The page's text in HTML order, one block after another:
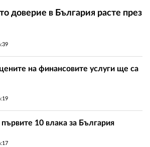
доверие в България расте през
на финансовите услуги ще са
10 влака за България